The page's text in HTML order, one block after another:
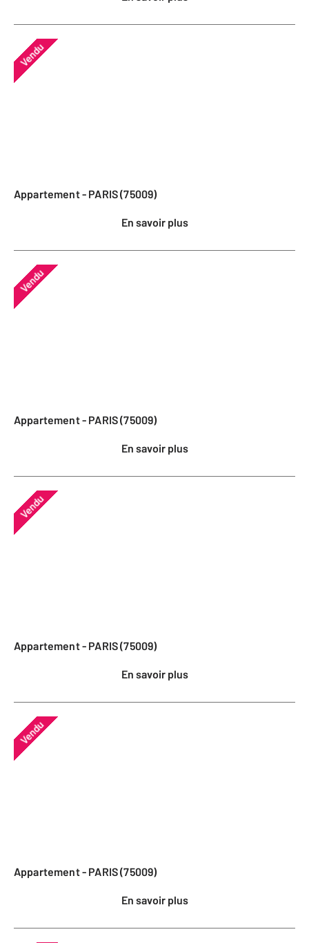
Vendu
Appartement - PARIS (75009)
En savoir plus
Vendu
Appartement - PARIS (75009)
En savoir plus
Vendu
Appartement - PARIS (75009)
En savoir plus
Vendu
Appartement - PARIS (75009)
En savoir plus